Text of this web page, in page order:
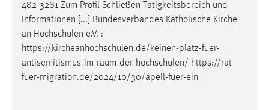
482-3281 Zum Profil Schließen Tätigkeitsbereich und
Informationen [...] Bundesverbandes Katholische Kirche
an Hochschulen e.V. :
https://kircheanhochschulen.de/keinen-platz-fuer-
antisemitismus-im-raum-der-hochschulen/ https://rat-
fuer-migration.de/2024/10/30/apell-fuer-ein